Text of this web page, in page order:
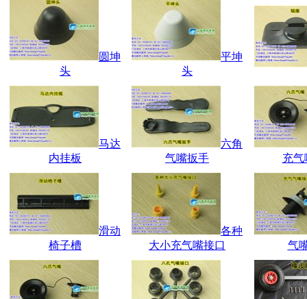
圆坤
头
平坤
头
马达
内挂板
六角
气嘴扳手
充气
滑动
椅子槽
各种
大小充气嘴接口
气